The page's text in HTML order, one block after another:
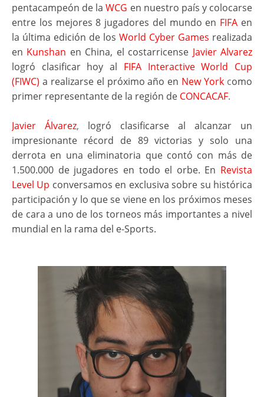
pentacampeón de laWCG en nuestro país y colocarse
entre los mejores 8 jugadores del mundo en FIFA en
la última edición de los World Cyber Games realizada
en Kunshan en China, el costarricense Javier Alvarez
logró clasificar hoy al FIFA Interactive World Cup
(FIWC) a realizarse el próximo año en New York como
primer representante de la región de CONCACAF.
Javier Álvarez, logró clasificarse al alcanzar un
impresionante récord de 89 victorias y solo una
derrota en una eliminatoria que contó con más de
1.500.000 de jugadores en todo el orbe. En Revista
Level Up conversamos en exclusiva sobre su histórica
participación y lo que se viene en los próximos meses
de cara a uno de los torneos más importantes a nivel
mundial en la rama del e-Sports.